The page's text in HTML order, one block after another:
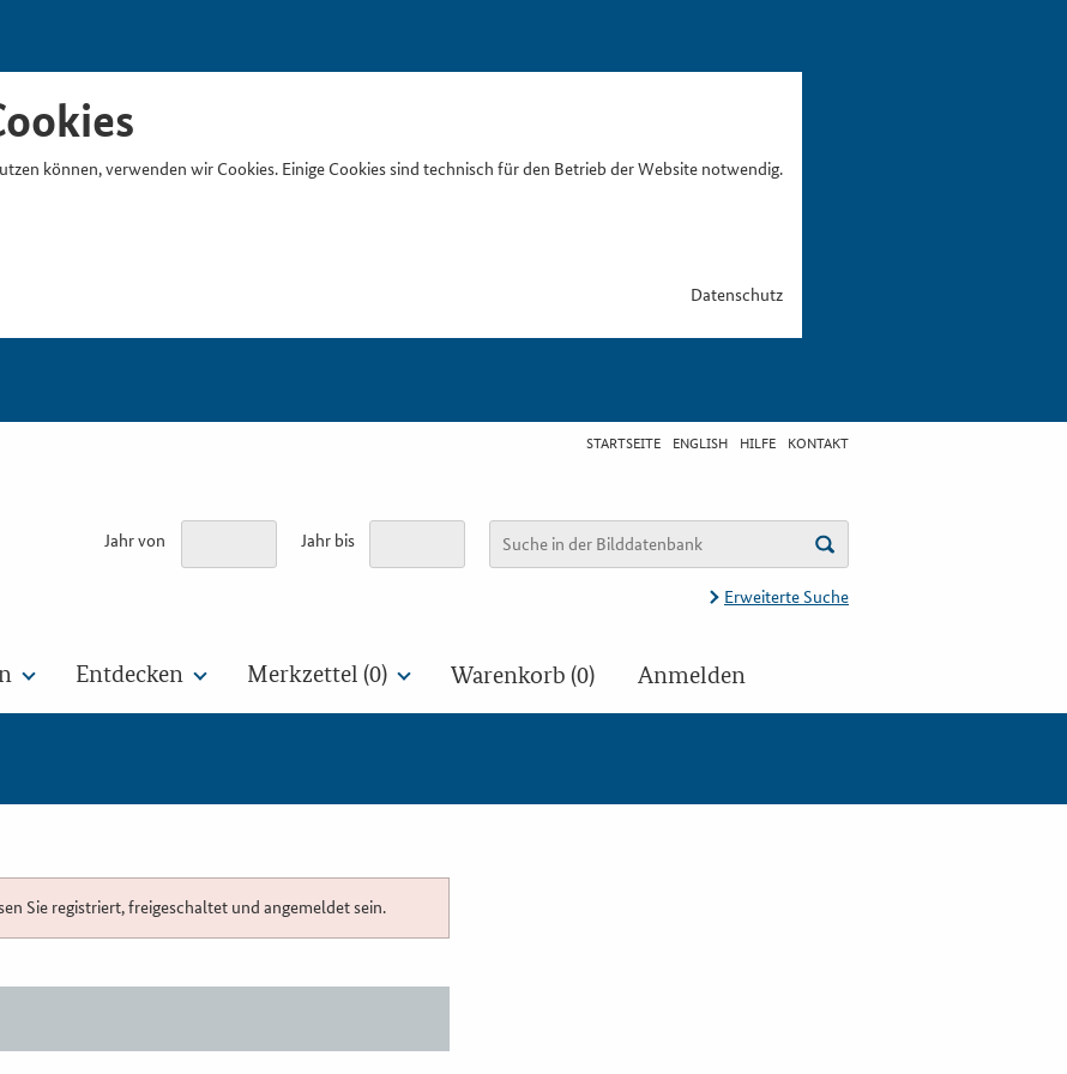
können, verwenden wir Cookies. Einige Cookies sind technisch für den Betrieb der Website notwendig.
Datenschutz
STARTSEITE ENGLISH HILFE KONTAKT
Jahr von Jahr bis
Erweiterte Suche
Entdecken Merkzettel (0) Warenkorb (0) Anmelden
Sie registriert, freigeschaltet und angemeldet sein.